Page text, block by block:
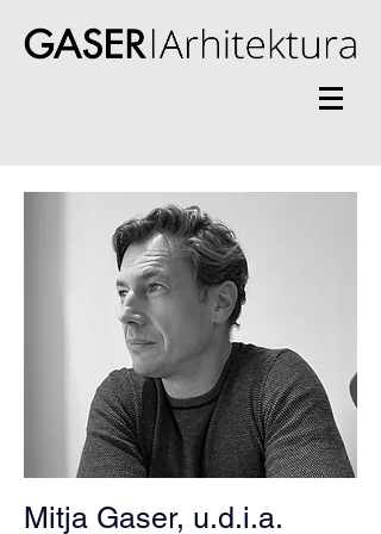
Mitja Gaser, u.d.i.a.